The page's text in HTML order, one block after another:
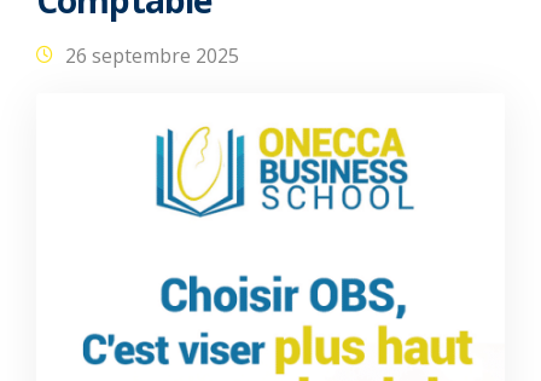
26 septembre 2025